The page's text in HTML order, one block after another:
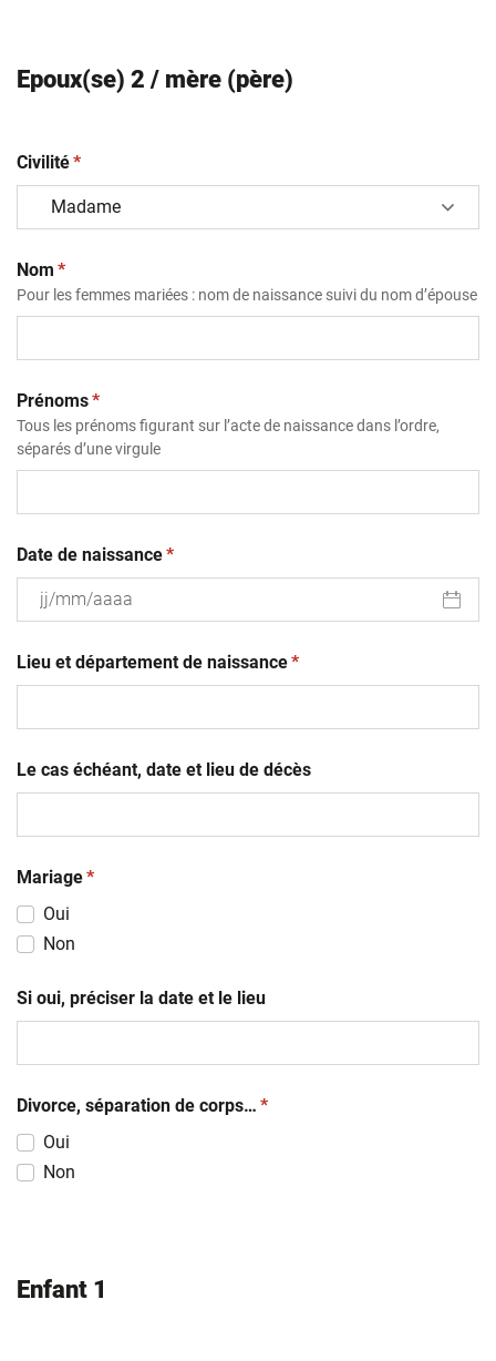
Epoux(se) 2 / mère (père)
Civilité(obligatoire)
*
Nom (obligatoire)
*
Pour les femmes mariées : nom de naissance suivi du nom d’épouse
Prénoms(obligatoire)
*
Tous les prénoms figurant sur l’acte de naissance dans l’ordre,
séparés d’une virgule
Date de naissance(obligatoire)
*
slash
MM
Lieu et département de naissance(obligatoire)
*
Le cas échéant, date et lieu de décès
Mariage(obligatoire)
*
Oui
Non
Si oui, préciser la date et le lieu
Divorce, séparation de corps… (obligatoire)
*
Oui
Non
Enfant 1